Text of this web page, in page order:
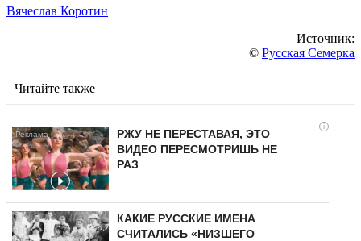
Вячеслав Коротин
Источник:
© Русская Семерка
Читайте также
i
РЖУ НЕ ПЕРЕСТАВАЯ, ЭТО
ВИДЕО ПЕРЕСМОТРИШЬ НЕ
РАЗ
КАКИЕ РУССКИЕ ИМЕНА
СЧИТАЛИСЬ «НИЗШЕГО